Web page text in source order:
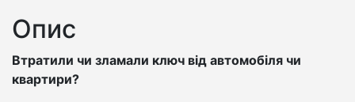
Опис
Втратили чи зламали ключ від автомобіля чи
квартири?